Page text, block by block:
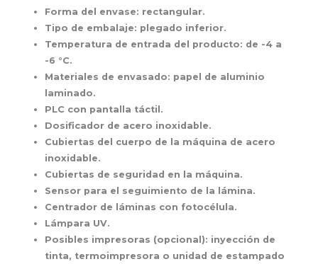
Forma del envase: rectangular.
Tipo de embalaje: plegado inferior.
Temperatura de entrada del producto: de -4 a
-6 °C.
Materiales de envasado: papel de aluminio
laminado.
PLC con pantalla táctil.
Dosificador de acero inoxidable.
Cubiertas del cuerpo de la máquina de acero
inoxidable.
Cubiertas de seguridad en la máquina.
Sensor para el seguimiento de la lámina.
Centrador de láminas con fotocélula.
Lámpara UV.
Posibles impresoras (opcional): inyección de
tinta, termoimpresora o unidad de estampado